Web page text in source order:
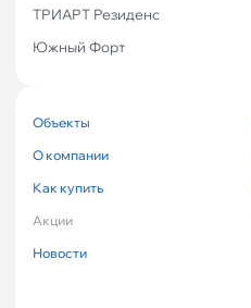
ТРИАРТ Резиденс
Южный Форт
Объекты
О компании
Как купить
Акции
Новости